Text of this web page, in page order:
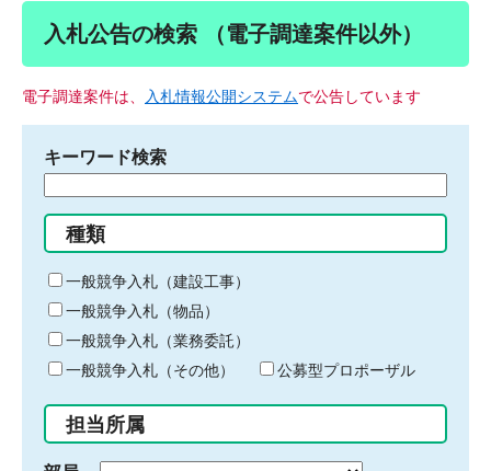
入札公告の検索 （電子調達案件以外）
電子調達案件は、 入札情報公開システムで公告しています
キーワード検索
る
キ
ー
ワ
ー
ド
入
力
種類
一般競争入札（建設工事）
一般競争入札（物品）
一般競争入札（業務委託）
一般競争入札（その他）
公募型プロポーザル
担当所属